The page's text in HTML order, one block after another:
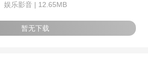
娱乐影音 | 12.65MB
暂无下载